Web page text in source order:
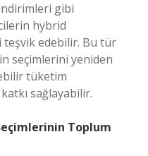
gibi
hybrid
edebilir. Bu tür
seçimlerini yeniden
tüketim
katkı sağlayabilir.
Toplum